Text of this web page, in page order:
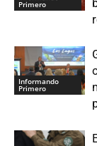
Primero
Informando
Primero